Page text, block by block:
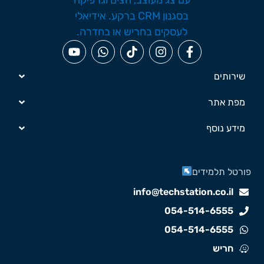
שירותים
מפת אתר
מידע נוסף
info@techstation.co.il
054-514-6555
054-514-6555
חריש
תלמידים